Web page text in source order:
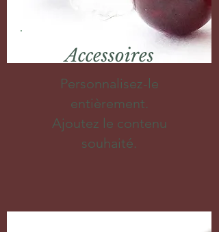
Accessoires
Personnalisez-le
entièrement.
Ajoutez le contenu
souhaité.